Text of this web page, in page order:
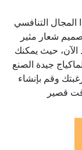
المجال التنافسي
شعار مثير
حيث يمكنك
جيدة الصنع
وقم بإنشاء